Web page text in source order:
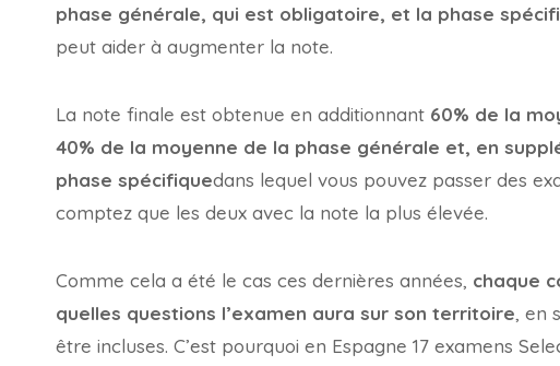
phase générale, qui est obligatoire, et la phase
peut aider à augmenter la note.
La note finale est obtenue en additionnant 60% de la
40% de la moyenne de la phase générale et, en
phase spécifiquedans lequel vous pouvez passer des
comptez que les deux avec la note la plus élevée.
Comme cela a été le cas ces dernières années, chaque
quelles questions l’examen aura sur son territoire, en
être incluses. C’est pourquoi en Espagne 17 examens